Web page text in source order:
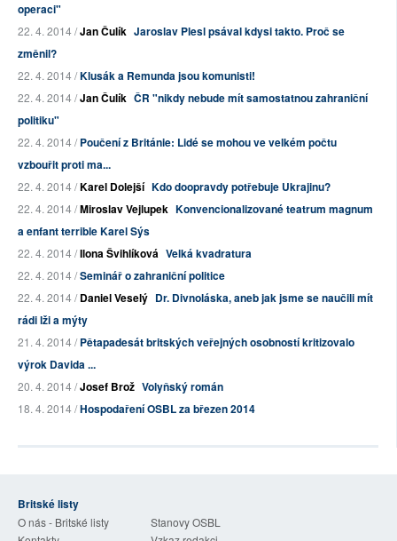
operaci"
22. 4. 2014 /Jan Čulík Jaroslav Plesl psával kdysi takto. Proč se
změnil?
22. 4. 2014 /Klusák a Remunda jsou komunisti!
22. 4. 2014 /Jan Čulík ČR "nikdy nebude mít samostatnou zahraniční
politiku"
22. 4. 2014 /Poučení z Británie: Lidé se mohou ve velkém počtu
vzbouřit proti ma...
22. 4. 2014 /Karel Dolejší Kdo doopravdy potřebuje Ukrajinu?
22. 4. 2014 /Miroslav Vejlupek Konvencionalizované teatrum magnum
a enfant terrible Karel Sýs
22. 4. 2014 /Ilona Švihlíková Velká kvadratura
22. 4. 2014 /Seminář o zahraniční politice
22. 4. 2014 /Daniel Veselý Dr. Divnoláska, aneb jak jsme se naučili mít
rádi lži a mýty
21. 4. 2014 /Pětapadesát britských veřejných osobností kritizovalo
výrok Davida ...
20. 4. 2014 /Josef Brož Volyňský román
18. 4. 2014 /Hospodaření OSBL za březen 2014
Britské listy
O nás - Britské listy
Stanovy OSBL